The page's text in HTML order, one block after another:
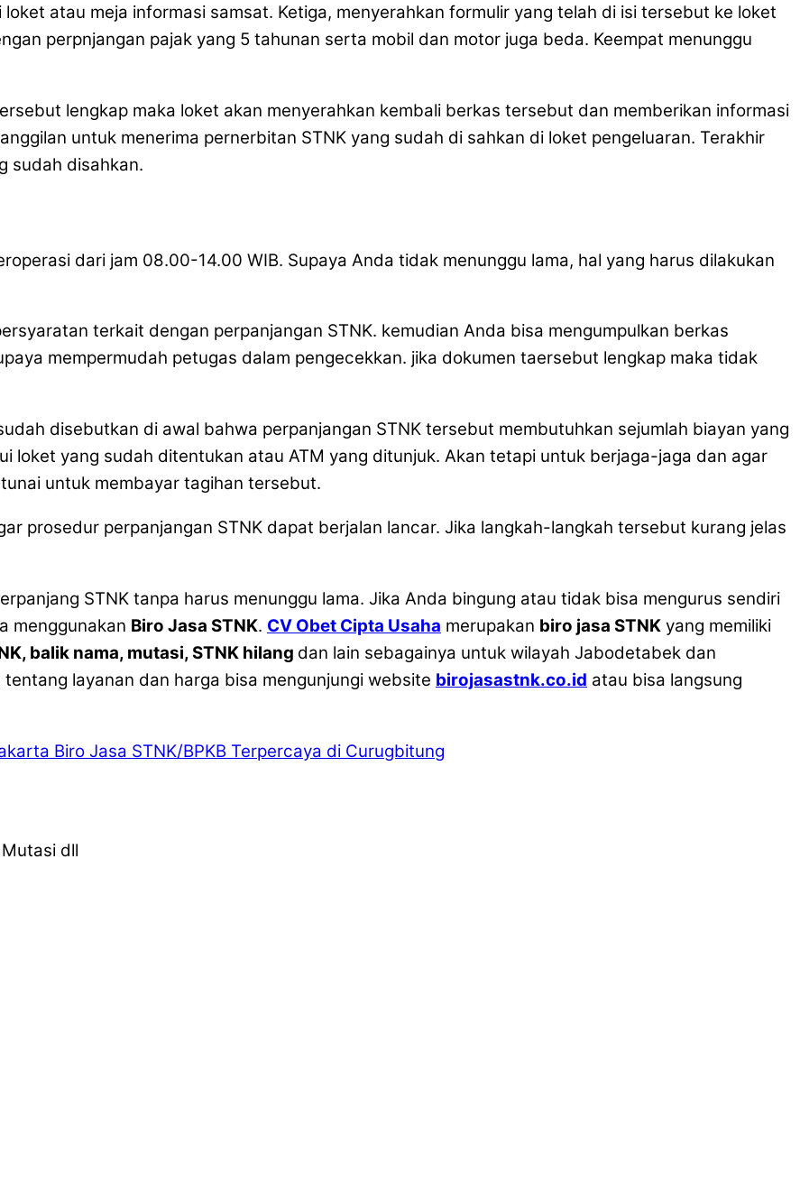
atau meja informasi samsat. Ketiga, menyerahkan formulir yang telah di isi tersebut ke loket
perpnjangan pajak yang 5 tahunan serta mobil dan motor juga beda. Keempat menunggu
lengkap maka loket akan menyerahkan kembali berkas tersebut dan memberikan informasi
untuk menerima pernerbitan STNK yang sudah di sahkan di loket pengeluaran. Terakhir
sudah disahkan.
dari jam 08.00-14.00 WIB. Supaya Anda tidak menunggu lama, hal yang harus dilakukan
terkait dengan perpanjangan STNK. kemudian Anda bisa mengumpulkan berkas
mempermudah petugas dalam pengecekkan. jika dokumen taersebut lengkap maka tidak
disebutkan di awal bahwa perpanjangan STNK tersebut membutuhkan sejumlah biayan yang
loket yang sudah ditentukan atau ATM yang ditunjuk. Akan tetapi untuk berjaga-jaga dan agar
untuk membayar tagihan tersebut.
prosedur perpanjangan STNK dapat berjalan lancar. Jika langkah-langkah tersebut kurang jelas
STNK tanpa harus menunggu lama. Jika Anda bingung atau tidak bisa mengurus sendiri
menggunakan Biro Jasa STNK. CV Obet Cipta Usaha merupakan biro jasa STNK yang memiliki
balik nama, mutasi, STNK hilang dan lain sebagainya untuk wilayah Jabodetabek dan
layanan dan harga bisa mengunjungi website birojasastnk.co.id atau bisa langsung
Biro Jasa STNK/BPKB Terpercaya di Curugbitung
dll